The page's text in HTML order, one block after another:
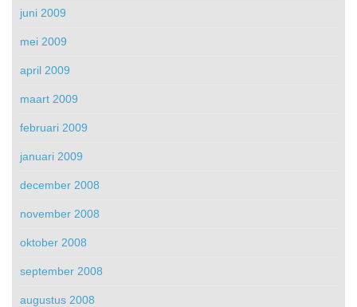
juni 2009
mei 2009
april 2009
maart 2009
februari 2009
januari 2009
december 2008
november 2008
oktober 2008
september 2008
augustus 2008